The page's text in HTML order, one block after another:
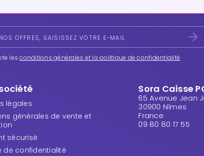
lesconditions générales et la politique de confidentialité
légales
générales de vente et
sécurisé
de confidentialité
Sora Caisse
65 Avenue Jean
30900 Nîmes
France
09 80 80 17 55